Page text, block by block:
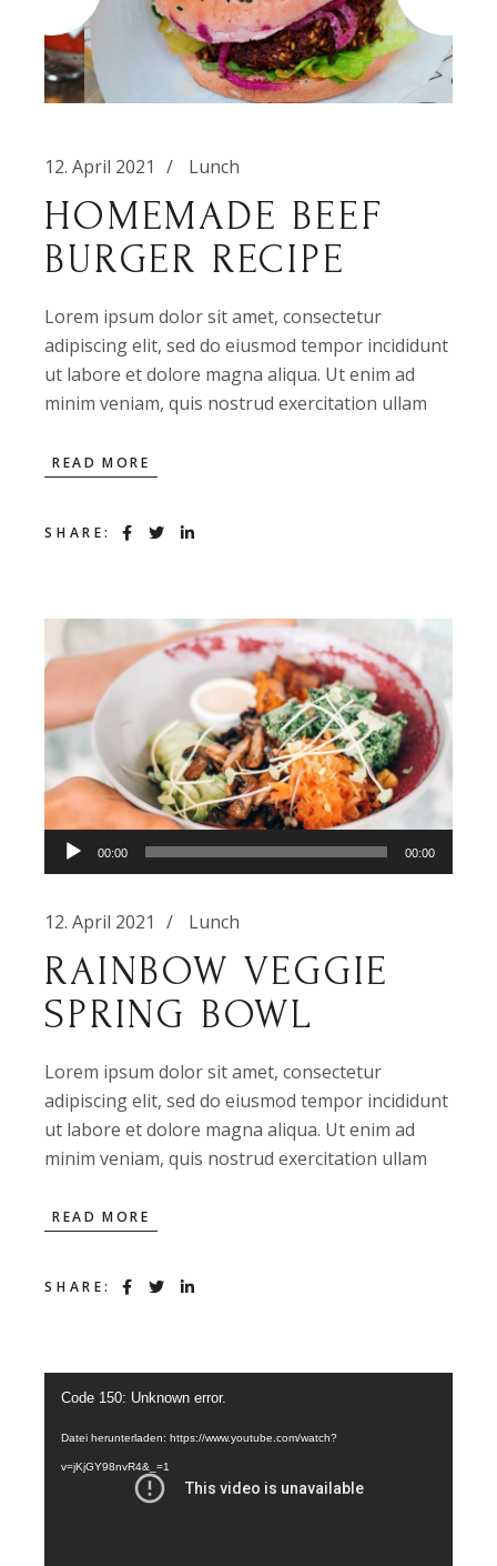
12. April 2021 Lunch
HOMEMADE BEEF
BURGER RECIPE
Lorem ipsum dolor sit amet, consectetur
adipiscing elit, sed do eiusmod tempor incididunt
ut labore et dolore magna aliqua. Ut enim ad
minim veniam, quis nostrud exercitation ullam
READ MORE
SHARE:
Audio-
Player
00:00 00:00
12. April 2021 Lunch
RAINBOW VEGGIE
SPRING BOWL
Lorem ipsum dolor sit amet, consectetur
adipiscing elit, sed do eiusmod tempor incididunt
ut labore et dolore magna aliqua. Ut enim ad
minim veniam, quis nostrud exercitation ullam
READ MORE
SHARE:
Video-
Code 150: Unknown error.
Datei herunterladen: https://www.youtube.com/watch?
v=jKjGY98nvR4&_=1